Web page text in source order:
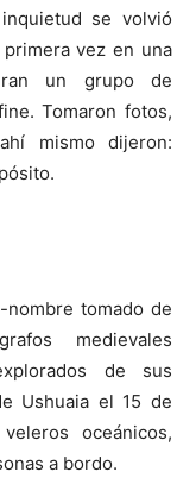
se volvió
vez en una
un grupo de
Tomaron fotos,
mismo dijeron:
-nombre tomado de
medievales
de sus
Ushuaia el 15 de
oceánicos,
a bordo.